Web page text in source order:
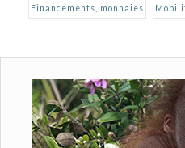
Financements, monnaies